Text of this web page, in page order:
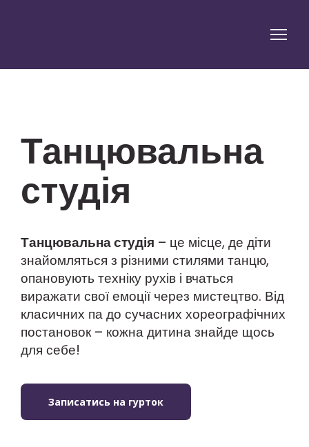
Танцювальна
студія
Танцювальна студія – це місце, де діти
знайомляться з різними стилями танцю,
опановують техніку рухів і вчаться
виражати свої емоції через мистецтво. Від
класичних па до сучасних хореографічних
постановок – кожна дитина знайде щось
для себе!
Записатись на гурток